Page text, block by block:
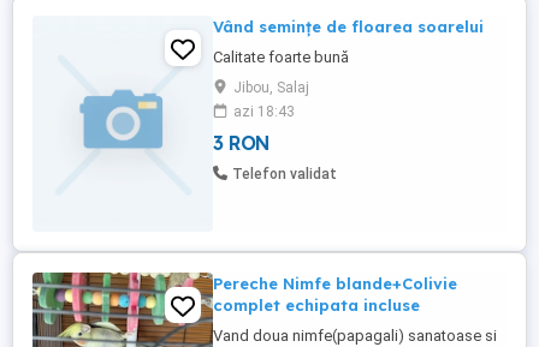
Vând semințe de floarea soarelui
Calitate foarte bună
Jibou, Salaj
azi 18:43
3 RON
Telefon validat
Pereche Nimfe blande+Colivie
complet echipata incluse
Vand doua nimfe(papagali) sanatoase si